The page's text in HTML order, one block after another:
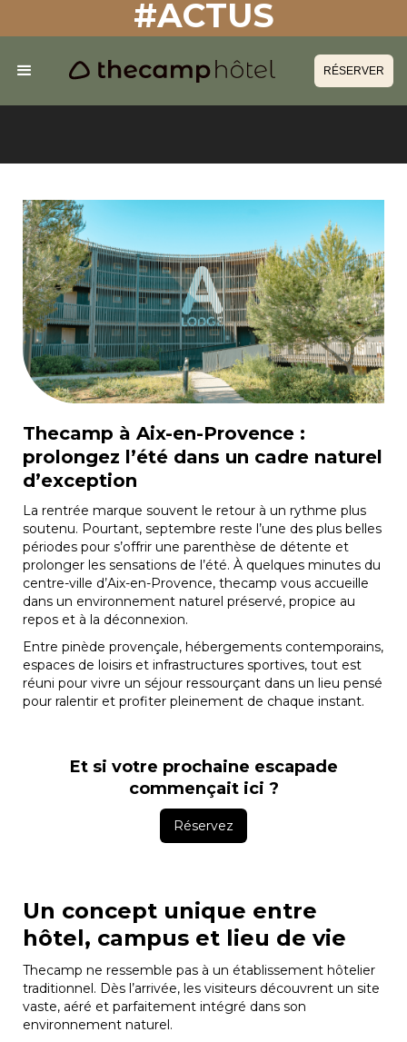
RÉSERVER
RÉSERVER
#ACTUS
Thecamp à Aix-en-Provence :
prolongez l’été dans un cadre naturel
d’exception
La rentrée marque souvent le retour à un rythme plus
soutenu. Pourtant, septembre reste l’une des plus belles
périodes pour s’offrir une parenthèse de détente et
prolonger les sensations de l’été. À quelques minutes du
centre-ville d’Aix-en-Provence, thecamp vous accueille
dans un environnement naturel préservé, propice au
repos et à la déconnexion.
Entre pinède provençale, hébergements contemporains,
espaces de loisirs et infrastructures sportives, tout est
réuni pour vivre un séjour ressourçant dans un lieu pensé
pour ralentir et profiter pleinement de chaque instant.
Et si votre prochaine escapade
commençait ici ?
Réservez
Un concept unique entre
hôtel, campus et lieu de vie
Thecamp ne ressemble pas à un établissement hôtelier
traditionnel. Dès l’arrivée, les visiteurs découvrent un site
vaste, aéré et parfaitement intégré dans son
environnement naturel.